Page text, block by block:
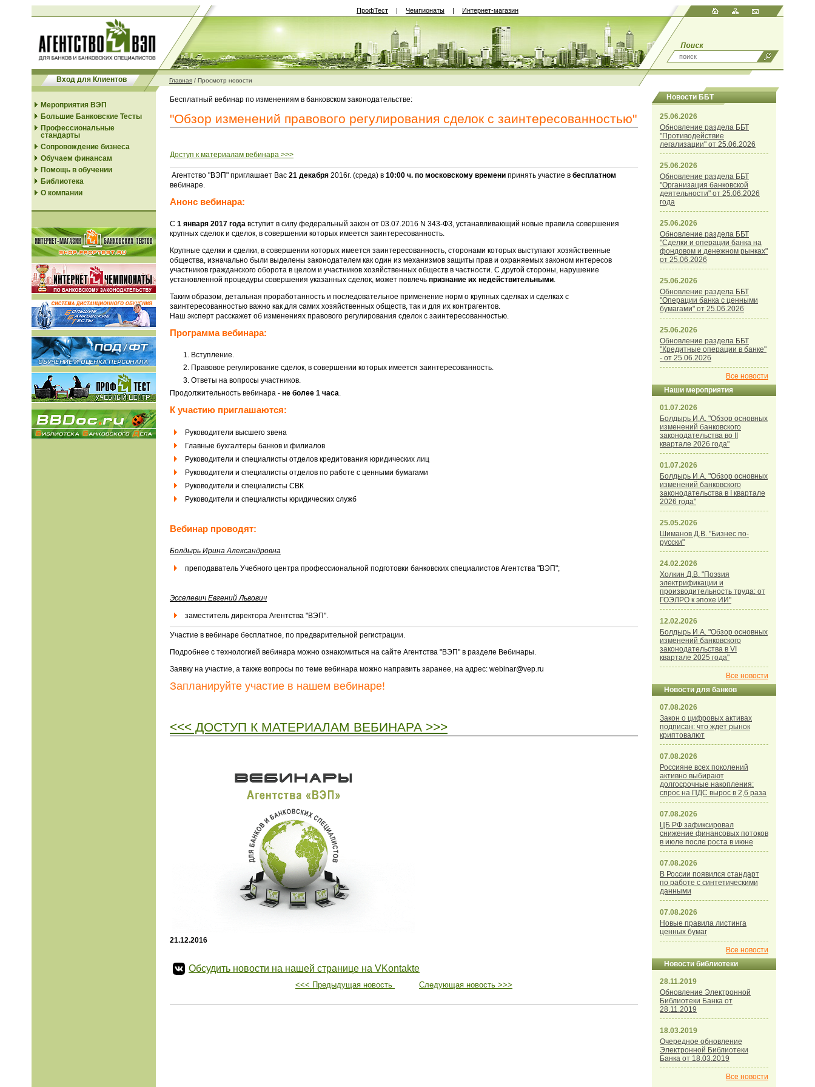
ПрофТест | Чемпионаты | Интернет-магазин
Вход для Клиентов Главная / Просмотр новости
Мероприятия ВЭП
Большие Банковские Тесты
Профессиональные
стандарты
Сопровождение бизнеса
Обучаем финансам
Помощь в обучении
Библиотека
О компании
Бесплатный вебинар по изменениям в банковском законодательстве:
"Обзор изменений правового регулирования сделок с заинтересованностью"
Доступ к материалам вебинара >>>
Агентство "ВЭП" приглашает Вас 21 декабря 2016г. (среда) в 10:00 ч. по московскому времени принять участие в бесплатном
вебинаре.
Анонс вебинара:
С 1 января 2017 года вступит в силу федеральный закон от 03.07.2016 N 343-ФЗ, устанавливающий новые правила совершения
крупных сделок и сделок, в совершении которых имеется заинтересованность.
Крупные сделки и сделки, в совершении которых имеется заинтересованность, сторонами которых выступают хозяйственные
общества, изначально были выделены законодателем как один из механизмов защиты прав и охраняемых законом интересов
участников гражданского оборота в целом и участников хозяйственных обществ в частности. С другой стороны, нарушение
установленной процедуры совершения указанных сделок, может повлечь признание их недействительными.
Таким образом, детальная проработанность и последовательное применение норм о крупных сделках и сделках с
заинтересованностью важно как для самих хозяйственных обществ, так и для их контрагентов.
Наш эксперт расскажет об изменениях правового регулирования сделок с заинтересованностью.
Программа вебинара:
Вступление.
Правовое регулирование сделок, в совершении которых имеется заинтересованность.
Ответы на вопросы участников.
Продолжительность вебинара - не более 1 часа.
К участию приглашаются:
Руководители высшего звена
Главные бухгалтеры банков и филиалов
Руководители и специалисты отделов кредитования юридических лиц
Руководители и специалисты отделов по работе с ценными бумагами
Руководители и специалисты СВК
Руководители и специалисты юридических служб
Вебинар проводят:
Болдырь Ирина Александровна
преподаватель Учебного центра профессиональной подготовки банковских специалистов Агентства "ВЭП";
Эсселевич Евгений Львович
заместитель директора Агентства "ВЭП".
Участие в вебинаре бесплатное, по предварительной регистрации.
Подробнее с технологией вебинара можно ознакомиться на сайте Агентства "ВЭП" в разделе Вебинары.
Заявку на участие, а также вопросы по теме вебинара можно направить заранее, на адрес: webinar@vep.ru
Запланируйте участие в нашем вебинаре!
<<< ДОСТУП К МАТЕРИАЛАМ ВЕБИНАРА >>>
21.12.2016
Обсудить новости на нашей странице на VKontakte
<<< Предыдущая новость Следующая новость >>>
Новости ББТ
25.06.2026
Обновление раздела ББТ
"Противодействие
легализации" от 25.06.2026
25.06.2026
Обновление раздела ББТ
"Организация банковской
деятельности" от 25.06.2026
года
25.06.2026
Обновление раздела ББТ
"Сделки и операции банка на
фондовом и денежном рынках"
от 25.06.2026
25.06.2026
Обновление раздела ББТ
"Операции банка с ценными
бумагами" от 25.06.2026
25.06.2026
Обновление раздела ББТ
"Кредитные операции в банке"
- от 25.06.2026
Все новости
Наши мероприятия
01.07.2026
Болдырь И.А. "Обзор основных
изменений банковского
законодательства во II
квартале 2026 года"
01.07.2026
Болдырь И.А. "Обзор основных
изменений банковского
законодательства в I квартале
2026 года"
25.05.2026
Шиманов Д.В. "Бизнес по-
русски"
24.02.2026
Холкин Д.В. "Поэзия
электрификации и
производительность труда: от
ГОЭЛРО к эпохе ИИ"
12.02.2026
Болдырь И.А. "Обзор основных
изменений банковского
законодательства в VI
квартале 2025 года"
Все новости
Новости для банков
07.08.2026
Закон о цифровых активах
подписан: что ждет рынок
криптовалют
07.08.2026
Россияне всех поколений
активно выбирают
долгосрочные накопления:
спрос на ПДС вырос в 2,6 раза
07.08.2026
ЦБ РФ зафиксировал
снижение финансовых потоков
в июле после роста в июне
07.08.2026
В России появился стандарт
по работе с синтетическими
данными
07.08.2026
Новые правила листинга
ценных бумаг
Все новости
Новости библиотеки
28.11.2019
Обновление Электронной
Библиотеки Банка от
28.11.2019
18.03.2019
Очередное обновление
Электронной Библиотеки
Банка от 18.03.2019
Все новости